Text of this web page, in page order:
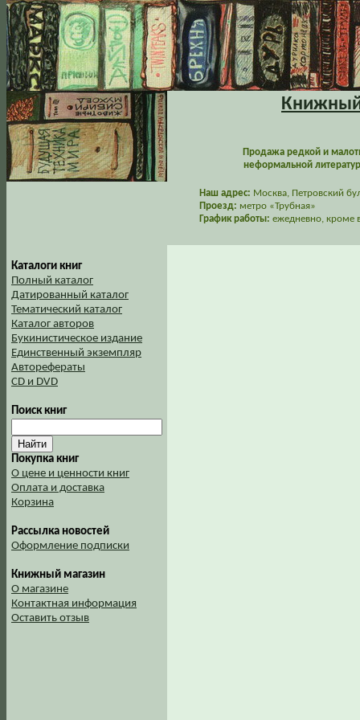
Книжный
Продажа редкой и
неформальной
Наш адрес: Москва, Петровский
Проезд: метро «Трубная»
График работы: ежедневно, кроме
Каталоги книг
Полный каталог
Датированный каталог
Тематический каталог
Каталог авторов
Букинистическое издание
Единственный экземпляр
Авторефераты
CD и DVD
Поиск книг
Покупка книг
О цене и ценности книг
Оплата и доставка
Корзина
Рассылка новостей
Оформление подписки
Книжный магазин
О магазине
Контактная информация
Оставить отзыв